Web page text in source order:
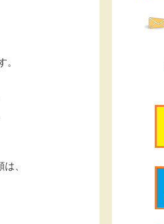
。
、